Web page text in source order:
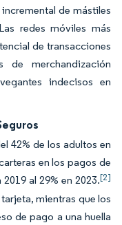
de mástiles
redes móviles más
de transacciones
merchandización
indecisos en
42% de los adultos en
en los pagos de
al 29% en 2023.[2]
mientras que los
de pago a una huella